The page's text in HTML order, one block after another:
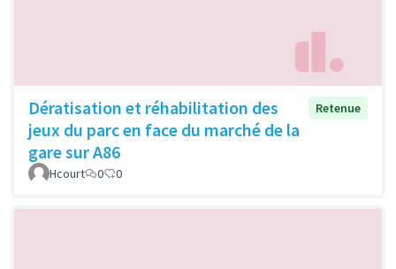
Dératisation et réhabilitation des
jeux du parc en face du marché de la
gare sur A86
Retenue
Hcourt 0 0